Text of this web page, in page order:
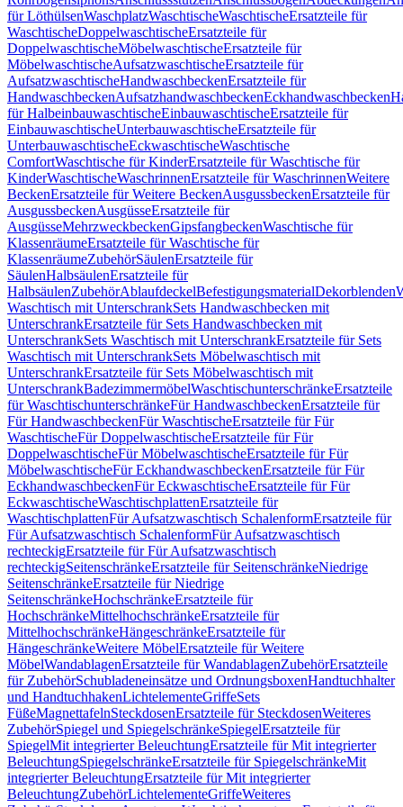
für LöthülsenWaschplatzWaschtischeWaschtischeErsatzteile für
WaschtischeDoppelwaschtischeErsatzteile für
DoppelwaschtischeMöbelwaschtischeErsatzteile für
MöbelwaschtischeAufsatzwaschtischeErsatzteile für
AufsatzwaschtischeHandwaschbeckenErsatzteile für
HandwaschbeckenAufsatzhandwaschbeckenEckhandwaschbecken
für HalbeinbauwaschtischeEinbauwaschtischeErsatzteile für
EinbauwaschtischeUnterbauwaschtischeErsatzteile für
UnterbauwaschtischeEckwaschtischeWaschtische
ComfortWaschtische für KinderErsatzteile für Waschtische für
KinderWaschtischeWaschrinnenErsatzteile für WaschrinnenWeitere
BeckenErsatzteile für Weitere BeckenAusgussbeckenErsatzteile für
AusgussbeckenAusgüsseErsatzteile für
AusgüsseMehrzweckbeckenGipsfangbeckenWaschtische für
KlassenräumeErsatzteile für Waschtische für
KlassenräumeZubehörSäulenErsatzteile für
SäulenHalbsäulenErsatzteile für
HalbsäulenZubehörAblaufdeckelBefestigungsmaterialDekorblenden
Waschtisch mit UnterschrankSets Handwaschbecken mit
UnterschrankErsatzteile für Sets Handwaschbecken mit
UnterschrankSets Waschtisch mit UnterschrankErsatzteile für Sets
Waschtisch mit UnterschrankSets Möbelwaschtisch mit
UnterschrankErsatzteile für Sets Möbelwaschtisch mit
UnterschrankBadezimmermöbelWaschtischunterschränkeErsatzteile
für WaschtischunterschränkeFür HandwaschbeckenErsatzteile für
Für HandwaschbeckenFür WaschtischeErsatzteile für Für
WaschtischeFür DoppelwaschtischeErsatzteile für Für
DoppelwaschtischeFür MöbelwaschtischeErsatzteile für Für
MöbelwaschtischeFür EckhandwaschbeckenErsatzteile für Für
EckhandwaschbeckenFür EckwaschtischeErsatzteile für Für
EckwaschtischeWaschtischplattenErsatzteile für
WaschtischplattenFür Aufsatzwaschtisch SchalenformErsatzteile für
Für Aufsatzwaschtisch SchalenformFür Aufsatzwaschtisch
rechteckigErsatzteile für Für Aufsatzwaschtisch
rechteckigSeitenschränkeErsatzteile für SeitenschränkeNiedrige
SeitenschränkeErsatzteile für Niedrige
SeitenschränkeHochschränkeErsatzteile für
HochschränkeMittelhochschränkeErsatzteile für
MittelhochschränkeHängeschränkeErsatzteile für
HängeschränkeWeitere MöbelErsatzteile für Weitere
MöbelWandablagenErsatzteile für WandablagenZubehörErsatzteile
für ZubehörSchubladeneinsätze und OrdnungsboxenHandtuchhalter
und HandtuchhakenLichtelementeGriffeSets
FüßeMagnettafelnSteckdosenErsatzteile für SteckdosenWeiteres
ZubehörSpiegel und SpiegelschränkeSpiegelErsatzteile für
SpiegelMit integrierter BeleuchtungErsatzteile für Mit integrierter
BeleuchtungSpiegelschränkeErsatzteile für SpiegelschränkeMit
integrierter BeleuchtungErsatzteile für Mit integrierter
BeleuchtungZubehörLichtelementeGriffeWeiteres